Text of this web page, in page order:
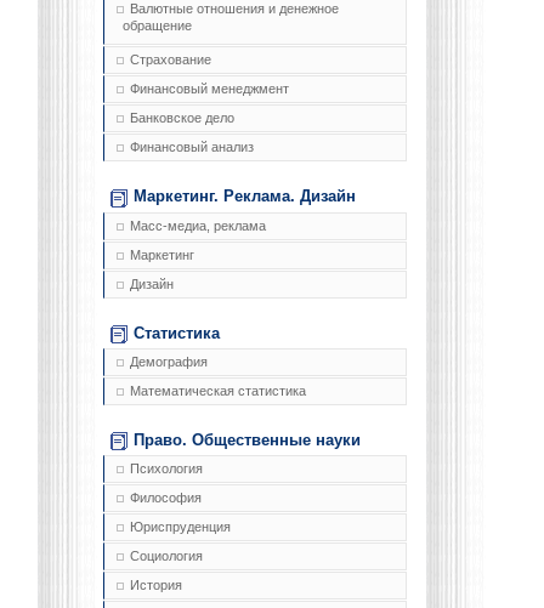
Валютные отношения и денежное
обращение
Страхование
Финансовый менеджмент
Банковское дело
Финансовый анализ
Маркетинг. Реклама. Дизайн
Масс-медиа, реклама
Маркетинг
Дизайн
Статистика
Демография
Математическая статистика
Право. Общественные науки
Психология
Философия
Юриспруденция
Социология
История